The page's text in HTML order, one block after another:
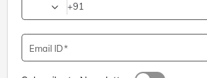
+91
Email ID